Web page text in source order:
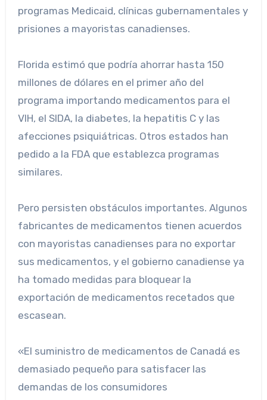
programas Medicaid, clínicas gubernamentales y
prisiones a mayoristas canadienses.
Florida estimó que podría ahorrar hasta 150
millones de dólares en el primer año del
programa importando medicamentos para el
VIH, el SIDA, la diabetes, la hepatitis C y las
afecciones psiquiátricas. Otros estados han
pedido a la FDA que establezca programas
similares.
Pero persisten obstáculos importantes. Algunos
fabricantes de medicamentos tienen acuerdos
con mayoristas canadienses para no exportar
sus medicamentos, y el gobierno canadiense ya
ha tomado medidas para bloquear la
exportación de medicamentos recetados que
escasean.
«El suministro de medicamentos de Canadá es
demasiado pequeño para satisfacer las
demandas de los consumidores